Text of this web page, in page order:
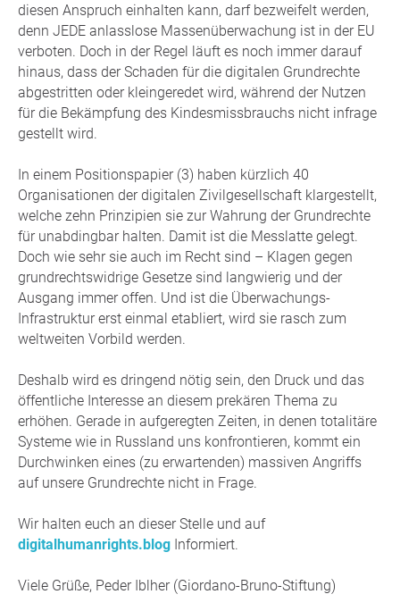
diesen Anspruch einhalten kann, darf bezweifelt werden,
denn JEDE anlasslose Massenüberwachung ist in der EU
verboten. Doch in der Regel läuft es noch immer darauf
hinaus, dass der Schaden für die digitalen Grundrechte
abgestritten oder kleingeredet wird, während der Nutzen
für die Bekämpfung des Kindesmissbrauchs nicht infrage
gestellt wird.
In einem Positionspapier (3) haben kürzlich 40
Organisationen der digitalen Zivilgesellschaft klargestellt,
welche zehn Prinzipien sie zur Wahrung der Grundrechte
für unabdingbar halten. Damit ist die Messlatte gelegt.
Doch wie sehr sie auch im Recht sind – Klagen gegen
grundrechtswidrige Gesetze sind langwierig und der
Ausgang immer offen. Und ist die Überwachungs-
Infrastruktur erst einmal etabliert, wird sie rasch zum
weltweiten Vorbild werden.
Deshalb wird es dringend nötig sein, den Druck und das
öffentliche Interesse an diesem prekären Thema zu
erhöhen. Gerade in aufgeregten Zeiten, in denen totalitäre
Systeme wie in Russland uns konfrontieren, kommt ein
Durchwinken eines (zu erwartenden) massiven Angriffs
auf unsere Grundrechte nicht in Frage.
Wir halten euch an dieser Stelle und auf
digitalhumanrights.blog Informiert.
Viele Grüße, Peder Iblher (Giordano-Bruno-Stiftung)